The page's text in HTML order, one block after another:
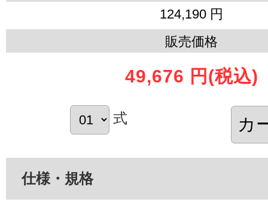
124,190 円
販売価格
49,676 円 (税込)
式
仕様・規格